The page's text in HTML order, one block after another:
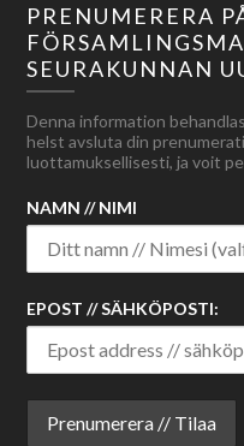
PRENUMERERA
SEURAKUNNAN
Denna information
helst avsluta din
luottamuksellisesti, ja voit
NAMN // NIMI
EPOST // SÄHKÖPOSTI: